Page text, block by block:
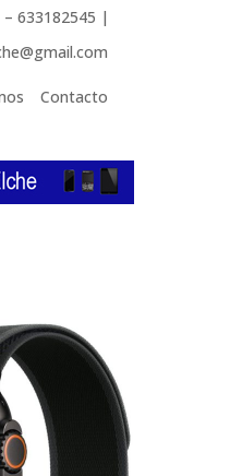
– 633182545 |
Contacto